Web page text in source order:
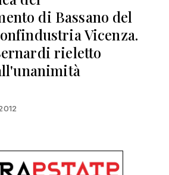
di Bassano del
Vicenza.
rieletto